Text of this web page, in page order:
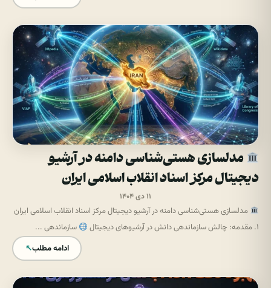
مدلسازی هستی‌شناسی دامنه در آرشیو
دیجیتال مرکز اسناد انقلاب اسلامی ایران
۱۱ دی ۱۴۰۴
مدلسازی هستی‌شناسی دامنه در آرشیو دیجیتال مرکز اسناد انقلاب اسلامی ایران
1. مقدمه: چالش سازماندهی دانش در آرشیوهای دیجیتال
سازماندهی ...
ادامه مطلب↖